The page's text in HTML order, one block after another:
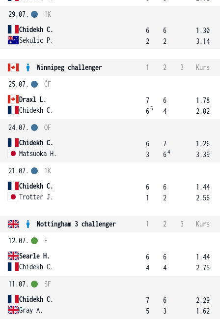
29.07.
Chidekh C.
Sekulic P.
1K
6
2
6
2
1.30
3.14
Winnipeg challenger 1 2 3
Kurs
25.07.
Draxl L.
Chidekh C.
ČF
7
66
6
4
1.78
2.02
24.07.
Chidekh C.
Matsuoka H.
OF
6
3
7
64
1.26
3.39
21.07.
Chidekh C.
Trotter J.
1K
6
1
6
2
1.44
2.56
Nottingham 3 challenger 1 2 3
Kurs
12.07.
Searle H.
Chidekh C.
F
6
4
6
4
1.44
2.75
11.07.
Chidekh C.
Gray A.
SF
7
5
6
3
2.29
1.62